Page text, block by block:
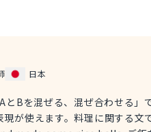
日本
Bを混ぜる、混ぜ合わせる」
が使えます。料理に関する文で